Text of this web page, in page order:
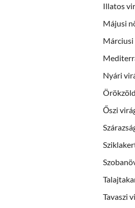
Illatos
Májusi
Nyári
Őszi
Tavaszi